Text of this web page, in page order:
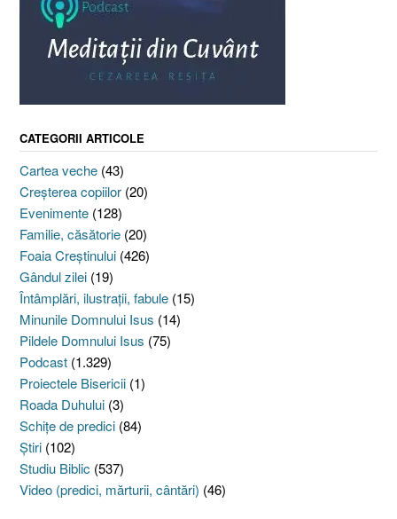
CATEGORII ARTICOLE
Cartea veche (43)
Creşterea copiilor (20)
Evenimente (128)
Familie, căsătorie (20)
Foaia Creştinului (426)
Gândul zilei (19)
Întâmplări, ilustraţii, fabule (15)
Minunile Domnului Isus (14)
Pildele Domnului Isus (75)
Podcast (1.329)
Proiectele Bisericii (1)
Roada Duhului (3)
Schiţe de predici (84)
Ştiri (102)
Studiu Biblic (537)
Video (predici, mărturii, cântări) (46)